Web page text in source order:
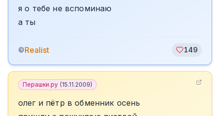
я о тебе не вспоминаю
а ты
©Realist 149
Перашки.ру (15.11.2009)
олег и пётр в обменник осень